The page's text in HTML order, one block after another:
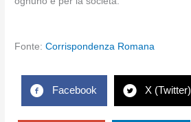
Fonte:Corrispondenza Romana
Facebook X (Twitter)